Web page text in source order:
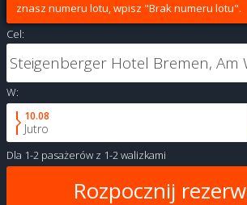
znasz numeru lotu, wpisz "Brak numeru lotu".
Cel:
W:
10.08
Jutro
Dla 1-2 pasażerów z 1-2 walizkami